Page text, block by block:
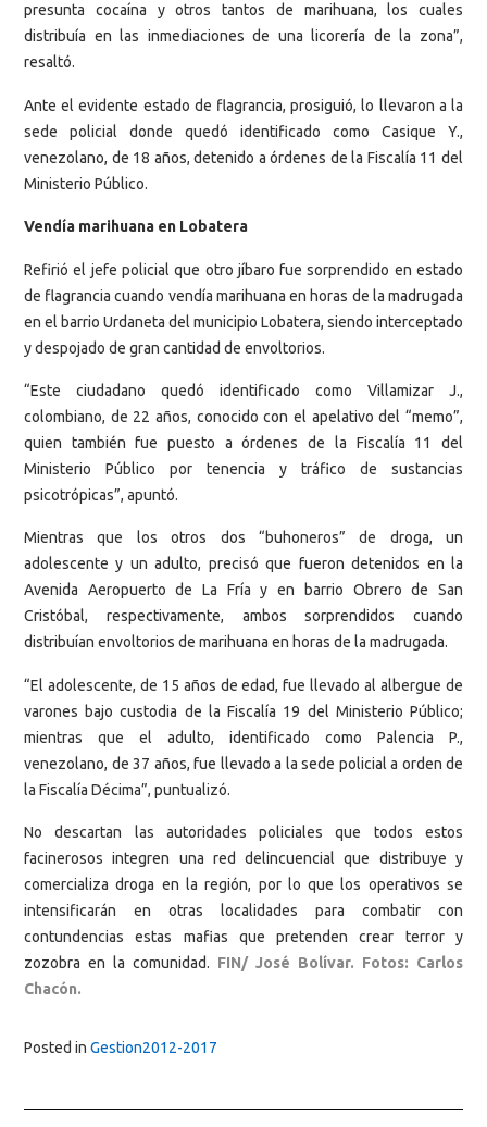
presunta cocaína y otros tantos de marihuana, los cuales
distribuía en las inmediaciones de una licorería de la zona”,
resaltó.
Ante el evidente estado de flagrancia, prosiguió, lo llevaron a la
sede policial donde quedó identificado como Casique Y.,
venezolano, de 18 años, detenido a órdenes de la Fiscalía 11 del
Ministerio Público.
Vendía marihuana en Lobatera
Refirió el jefe policial que otro jíbaro fue sorprendido en estado
de flagrancia cuando vendía marihuana en horas de la madrugada
en el barrio Urdaneta del municipio Lobatera, siendo interceptado
y despojado de gran cantidad de envoltorios.
“Este ciudadano quedó identificado como Villamizar J.,
colombiano, de 22 años, conocido con el apelativo del “memo”,
quien también fue puesto a órdenes de la Fiscalía 11 del
Ministerio Público por tenencia y tráfico de sustancias
psicotrópicas”, apuntó.
Mientras que los otros dos “buhoneros” de droga, un
adolescente y un adulto, precisó que fueron detenidos en la
Avenida Aeropuerto de La Fría y en barrio Obrero de San
Cristóbal, respectivamente, ambos sorprendidos cuando
distribuían envoltorios de marihuana en horas de la madrugada.
“El adolescente, de 15 años de edad, fue llevado al albergue de
varones bajo custodia de la Fiscalía 19 del Ministerio Público;
mientras que el adulto, identificado como Palencia P.,
venezolano, de 37 años, fue llevado a la sede policial a orden de
la Fiscalía Décima”, puntualizó.
No descartan las autoridades policiales que todos estos
facinerosos integren una red delincuencial que distribuye y
comercializa droga en la región, por lo que los operativos se
intensificarán en otras localidades para combatir con
contundencias estas mafias que pretenden crear terror y
zozobra en la comunidad. FIN/ José Bolívar. Fotos: Carlos
Chacón.
Posted in Gestion2012-2017